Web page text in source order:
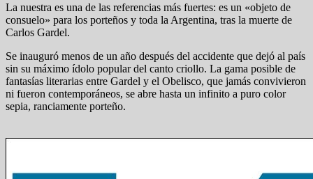
La nuestra es una de las referencias más fuertes: es un «objeto de
consuelo» para los porteños y toda la Argentina, tras la muerte de
Carlos Gardel.
Se inauguró menos de un año después del accidente que dejó al país
sin su máximo ídolo popular del canto criollo. La gama posible de
fantasías literarias entre Gardel y el Obelisco, que jamás convivieron
ni fueron contemporáneos, se abre hasta un infinito a puro color
sepia, ranciamente porteño.